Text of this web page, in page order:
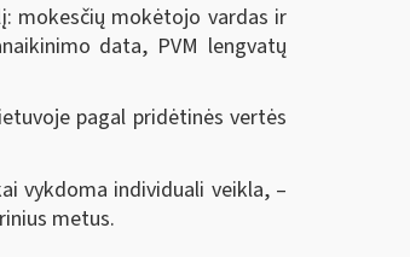
mokesčių mokėtojo vardas ir
data, PVM lengvatų
pagal pridėtinės vertės
vykdoma individuali veikla, ‒
metus.